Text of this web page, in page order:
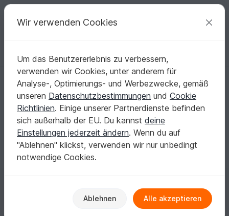
Deine kreativen Ideen
Deutsch | € (EUR) einloggen Kostenlos registrieren
Chris64
Keine Informationen vorhanden
Gewinne jeden Monat
Wir verwenden Cookies
Um das Benutzererlebnis zu verbessern,
verwenden wir Cookies, unter anderem für
Analyse-, Optimierungs- und Werbezwecke, gemäß
unseren Datenschutzbestimmungen und Cookie
Richtlinien. Einige unserer Partnerdienste befinden
sich außerhalb der EU. Du kannst deine
Einstellungen jederzeit ändern. Wenn du auf
"Ablehnen" klickst, verwenden wir nur unbedingt
notwendige Cookies.
Ablehnen Alle akzeptieren